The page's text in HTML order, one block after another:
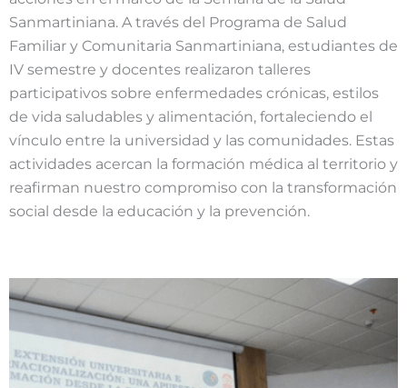
Sanmartiniana. A través del Programa de Salud
Familiar y Comunitaria Sanmartiniana, estudiantes de
IV semestre y docentes realizaron talleres
participativos sobre enfermedades crónicas, estilos
de vida saludables y alimentación, fortaleciendo el
vínculo entre la universidad y las comunidades. Estas
actividades acercan la formación médica al territorio y
reafirman nuestro compromiso con la transformación
social desde la educación y la prevención.